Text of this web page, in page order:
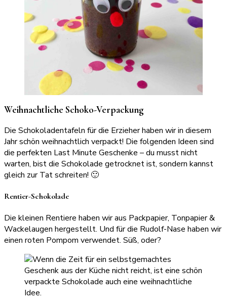
Weihnachtliche Schoko-Verpackung
Die Schokoladentafeln für die Erzieher haben wir in diesem
Jahr schön weihnachtlich verpackt! Die folgenden Ideen sind
die perfekten Last Minute Geschenke – du musst nicht
warten, bist die Schokolade getrocknet ist, sondern kannst
gleich zur Tat schreiten! 🙂
Rentier-Schokolade
Die kleinen Rentiere haben wir aus Packpapier, Tonpapier &
Wackelaugen hergestellt. Und für die Rudolf-Nase haben wir
einen roten Pompom verwendet. Süß, oder?